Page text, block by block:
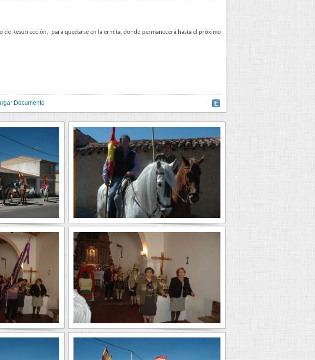
de Resurrección,
para quedarse en la ermita, donde permanecerá hasta el próximo
Documento